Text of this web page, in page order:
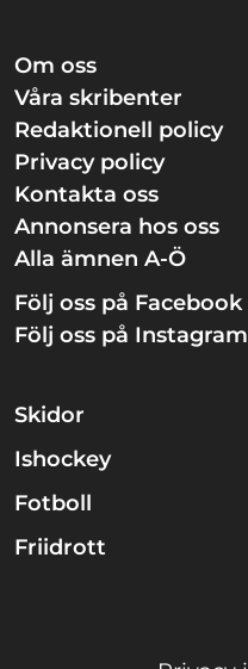
Om oss
Våra skribenter
Redaktionell policy
Privacy policy
Kontakta oss
Annonsera hos oss
Alla ämnen A-Ö
Följ oss på Facebook
Följ oss på Instagram
Skidor
Ishockey
Fotboll
Friidrott